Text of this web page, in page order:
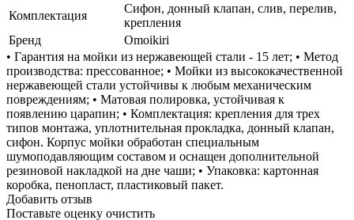
Комплектация
Сифон, донный клапан, слив, перелив,
крепления
Бренд
Omoikiri
• Гарантия на мойки из нержавеющей стали - 15 лет; • Метод
производства: прессованное; • Мойки из высококачественной
нержавеющей стали устойчивы к любым механическим
повреждениям; • Матовая полировка, устойчивая к
появлению царапин; • Комплектация: крепления для трех
типов монтажа, уплотнительная прокладка, донный клапан,
сифон. Корпус мойки обработан специальным
шумоподавляющим составом и оснащен дополнительной
резиновой накладкой на дне чаши; • Упаковка: картонная
коробка, пенопласт, пластиковый пакет.
Добавить отзыв
Поставьте оценку очистить